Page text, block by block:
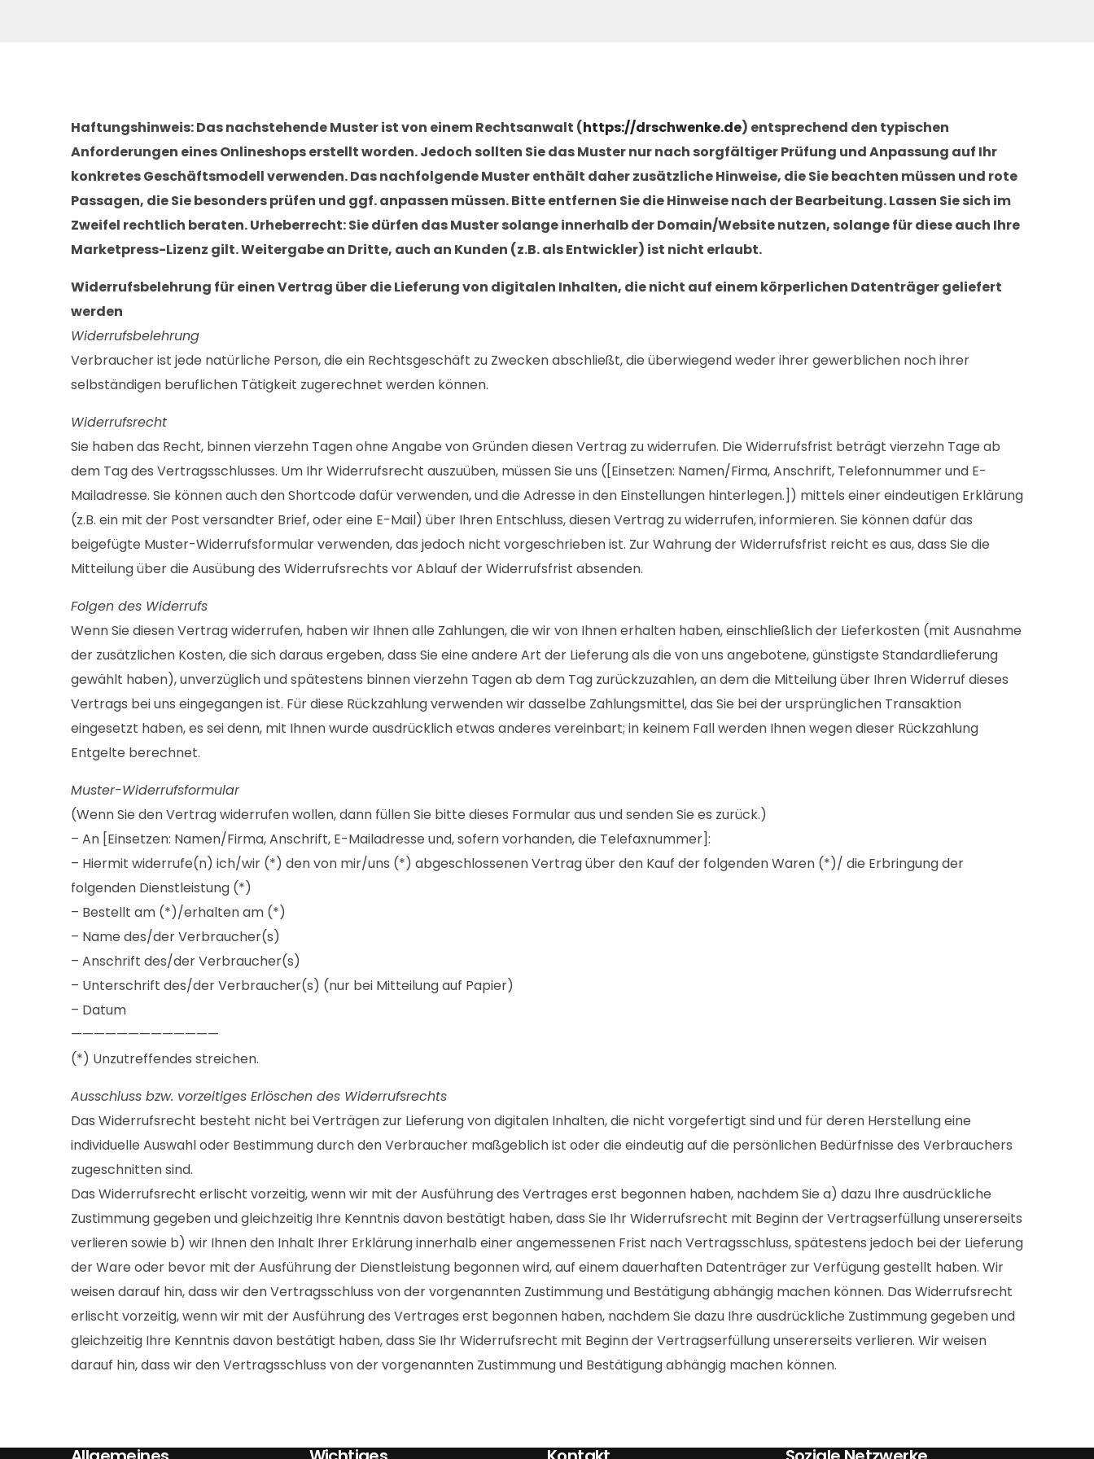
Haftungshinweis: Das nachstehende Muster ist von einem Rechtsanwalt (https://drschwenke.de) entsprechend den typischen
Anforderungen eines Onlineshops erstellt worden. Jedoch sollten Sie das Muster nur nach sorgfältiger Prüfung und Anpassung auf Ihr
konkretes Geschäftsmodell verwenden. Das nachfolgende Muster enthält daher zusätzliche Hinweise, die Sie beachten müssen und rote
Passagen, die Sie besonders prüfen und ggf. anpassen müssen. Bitte entfernen Sie die Hinweise nach der Bearbeitung. Lassen Sie sich im
Zweifel rechtlich beraten. Urheberrecht: Sie dürfen das Muster solange innerhalb der Domain/Website nutzen, solange für diese auch Ihre
Marketpress-Lizenz gilt. Weitergabe an Dritte, auch an Kunden (z.B. als Entwickler) ist nicht erlaubt.
Widerrufsbelehrung für einen Vertrag über die Lieferung von digitalen Inhalten, die nicht auf einem körperlichen Datenträger geliefert
werden
Widerrufsbelehrung
Verbraucher ist jede natürliche Person, die ein Rechtsgeschäft zu Zwecken abschließt, die überwiegend weder ihrer gewerblichen noch ihrer
selbständigen beruflichen Tätigkeit zugerechnet werden können.
Widerrufsrecht
Sie haben das Recht, binnen vierzehn Tagen ohne Angabe von Gründen diesen Vertrag zu widerrufen. Die Widerrufsfrist beträgt vierzehn Tage ab
dem Tag des Vertragsschlusses. Um Ihr Widerrufsrecht auszuüben, müssen Sie uns ([Einsetzen: Namen/Firma, Anschrift, Telefonnummer und E-
Mailadresse. Sie können auch den Shortcode dafür verwenden, und die Adresse in den Einstellungen hinterlegen.]) mittels einer eindeutigen Erklärung
(z.B. ein mit der Post versandter Brief, oder eine E-Mail) über Ihren Entschluss, diesen Vertrag zu widerrufen, informieren. Sie können dafür das
beigefügte Muster-Widerrufsformular verwenden, das jedoch nicht vorgeschrieben ist. Zur Wahrung der Widerrufsfrist reicht es aus, dass Sie die
Mitteilung über die Ausübung des Widerrufsrechts vor Ablauf der Widerrufsfrist absenden.
Folgen des Widerrufs
Wenn Sie diesen Vertrag widerrufen, haben wir Ihnen alle Zahlungen, die wir von Ihnen erhalten haben, einschließlich der Lieferkosten (mit Ausnahme
der zusätzlichen Kosten, die sich daraus ergeben, dass Sie eine andere Art der Lieferung als die von uns angebotene, günstigste Standardlieferung
gewählt haben), unverzüglich und spätestens binnen vierzehn Tagen ab dem Tag zurückzuzahlen, an dem die Mitteilung über Ihren Widerruf dieses
Vertrags bei uns eingegangen ist. Für diese Rückzahlung verwenden wir dasselbe Zahlungsmittel, das Sie bei der ursprünglichen Transaktion
eingesetzt haben, es sei denn, mit Ihnen wurde ausdrücklich etwas anderes vereinbart; in keinem Fall werden Ihnen wegen dieser Rückzahlung
Entgelte berechnet.
Muster-Widerrufsformular
(Wenn Sie den Vertrag widerrufen wollen, dann füllen Sie bitte dieses Formular aus und senden Sie es zurück.)
– An [Einsetzen: Namen/Firma, Anschrift, E-Mailadresse und, sofern vorhanden, die Telefaxnummer]:
– Hiermit widerrufe(n) ich/wir (*) den von mir/uns (*) abgeschlossenen Vertrag über den Kauf der folgenden Waren (*)/ die Erbringung der
folgenden Dienstleistung (*)
– Bestellt am (*)/erhalten am (*)
– Name des/der Verbraucher(s)
– Anschrift des/der Verbraucher(s)
– Unterschrift des/der Verbraucher(s) (nur bei Mitteilung auf Papier)
– Datum
—————————————
(*) Unzutreffendes streichen.
Ausschluss bzw. vorzeitiges Erlöschen des Widerrufsrechts
Das Widerrufsrecht besteht nicht bei Verträgen zur Lieferung von digitalen Inhalten, die nicht vorgefertigt sind und für deren Herstellung eine
individuelle Auswahl oder Bestimmung durch den Verbraucher maßgeblich ist oder die eindeutig auf die persönlichen Bedürfnisse des Verbrauchers
zugeschnitten sind.
Das Widerrufsrecht erlischt vorzeitig, wenn wir mit der Ausführung des Vertrages erst begonnen haben, nachdem Sie a) dazu Ihre ausdrückliche
Zustimmung gegeben und gleichzeitig Ihre Kenntnis davon bestätigt haben, dass Sie Ihr Widerrufsrecht mit Beginn der Vertragserfüllung unsererseits
verlieren sowie b) wir Ihnen den Inhalt Ihrer Erklärung innerhalb einer angemessenen Frist nach Vertragsschluss, spätestens jedoch bei der Lieferung
der Ware oder bevor mit der Ausführung der Dienstleistung begonnen wird, auf einem dauerhaften Datenträger zur Verfügung gestellt haben. Wir
weisen darauf hin, dass wir den Vertragsschluss von der vorgenannten Zustimmung und Bestätigung abhängig machen können. Das Widerrufsrecht
erlischt vorzeitig, wenn wir mit der Ausführung des Vertrages erst begonnen haben, nachdem Sie dazu Ihre ausdrückliche Zustimmung gegeben und
gleichzeitig Ihre Kenntnis davon bestätigt haben, dass Sie Ihr Widerrufsrecht mit Beginn der Vertragserfüllung unsererseits verlieren. Wir weisen
darauf hin, dass wir den Vertragsschluss von der vorgenannten Zustimmung und Bestätigung abhängig machen können.